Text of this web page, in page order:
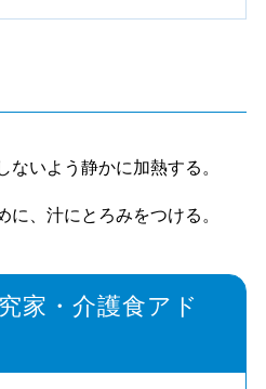
ないよう静かに加熱する。
に、汁にとろみをつける。
家・介護食アド